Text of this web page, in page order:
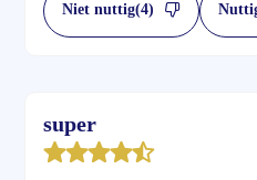
Niet nuttig(4)
super